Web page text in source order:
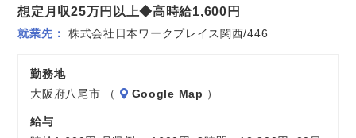
想定月収25万円以上◆高時給1,600円
就業先 株式会社日本ワークプレイス関西/446
勤務地
大阪府八尾市 （
Google Map ）
給与